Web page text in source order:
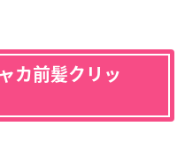
カ前髪クリッ